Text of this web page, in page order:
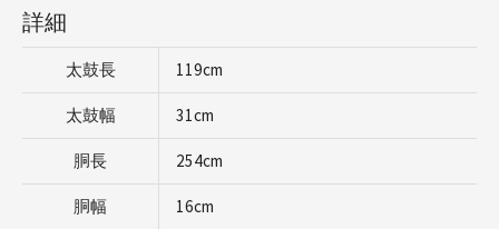
詳細
太鼓長 119cm
太鼓幅 31cm
胴長 254cm
胴幅 16cm